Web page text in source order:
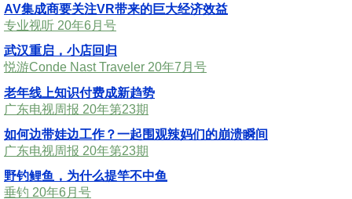
AV集成商要关注VR带来的巨大经济效益
专业视听 20年6月号
武汉重启，小店回归
悦游Conde Nast Traveler 20年7月号
老年线上知识付费成新趋势
广东电视周报 20年第23期
如何边带娃边工作？一起围观辣妈们的崩溃瞬间
广东电视周报 20年第23期
野钓鲤鱼，为什么提竿不中鱼
垂钓 20年6月号